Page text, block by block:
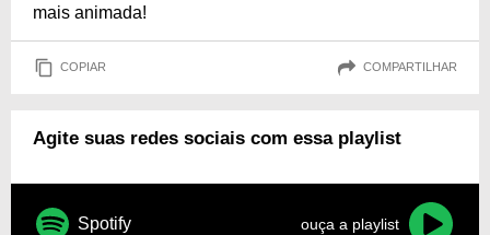
mais animada!
COPIAR COMPARTILHAR
Agite suas redes sociais com essa playlist
Spotify ouça a playlist